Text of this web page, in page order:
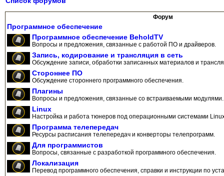
Форум
Программное обеспечение
Программное обеспечение BeholdTV
Вопросы и предложения, связанные с работой ПО и драйверов.
Запись, кодирование и трансляция в сеть
Обсуждение записи, обработки записанных материалов и
Стороннее ПО
Обсуждение стороннего программного обеспечения.
Плагины
Вопросы и предложения, связанные со встраиваемыми модулями.
Linux
Настройка и работа тюнеров под операционными системами
Программа телепередач
Ресурсы расписания телепередач и конверторы телепрограмм.
Для программистов
Вопросы, связанные с разработкой программного обеспечения.
Локализация
Перевод программного обеспечения, справки и инструкции по